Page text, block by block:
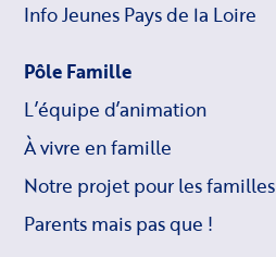
Info Jeunes Pays de la Loire
Pôle Famille
L’équipe d’animation
À vivre en famille
Notre projet pour les familles
Parents mais pas que !